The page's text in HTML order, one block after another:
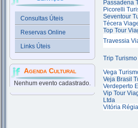
Consultas Úteis
Reservas Online
Links Úteis
Agenda Cultural
Nenhum evento cadastrado.
Passadena
Picorelli
Seventour
Técera
Top Tour
Travessia
Trip Turismo
Vega
Veja Brasil
Verdeperto
Vip Tour
Ltda
Vitória Régia